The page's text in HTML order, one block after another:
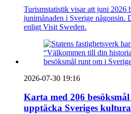
Turismstatistik visar att juni 2026
junimånaden i Sverige någonsin.
enligt Visit Sweden.
2026-07-30 19:16
Karta med 206
upptäcka Sveriges